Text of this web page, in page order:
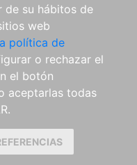
su hábitos de
web
política de
o rechazar el
el botón
o aceptarlas todas